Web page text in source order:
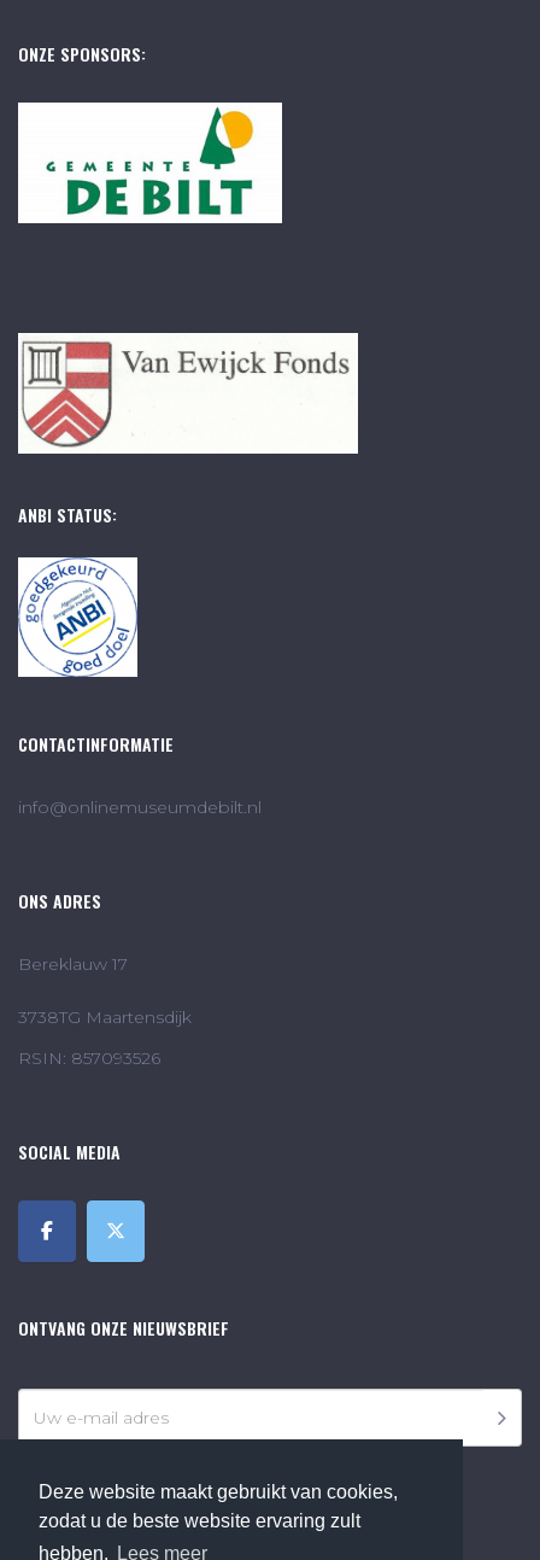
Deze website maakt gebruikt van cookies,
zodat u de beste website ervaring zult
hebben.
Lees meer
ONZE SPONSORS:
ANBI STATUS:
CONTACTINFORMATIE
info@onlinemuseumdebilt.nl
ONS ADRES
Bereklauw 17
3738TG Maartensdijk
RSIN: 857093526
SOCIAL MEDIA
ONTVANG ONZE NIEUWSBRIEF
©2018 Online Museum de Bilt. Alle rechten voorbehouden.